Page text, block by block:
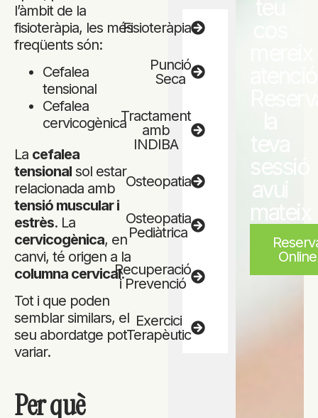
l’àmbit de la
fisioteràpia, les més
freqüents són:
Cefalea
tensional
Cefalea
cervicogènica
La cefalea
tensional sol estar
relacionada amb
tensió muscular i
estrès. La
cervicogènica, en
canvi, té origen a la
columna cervical.
Tot i que poden
semblar similars, el
seu abordatge pot
variar.
Per què
Fisioteràpia
Punció
Seca
Tractament
amb
INDIBA
Osteopatia
Osteopatia
Pediàtrica
Recuperació
i Prevenció
Exercici
Terapèutic
Online